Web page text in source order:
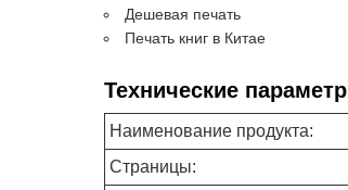
Дешевая печать
Печать книг в Китае
Технические
Наименование продукта:
Страницы: